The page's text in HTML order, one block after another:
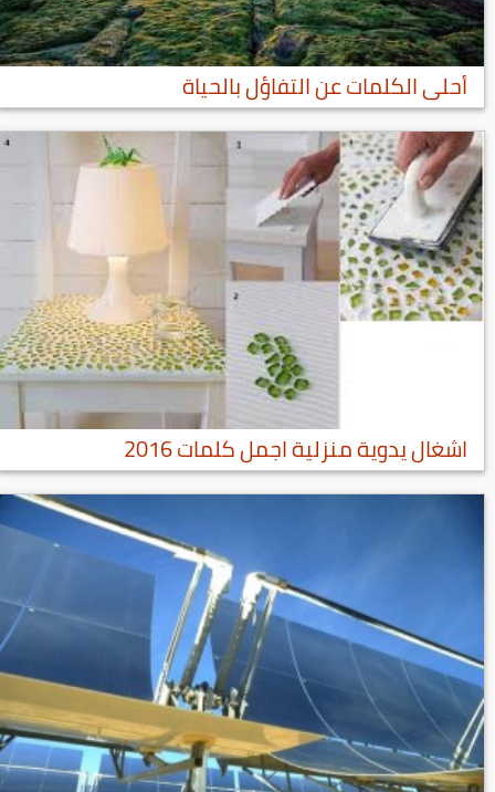
أحلى الكلمات عن التفاؤل بالحياة
اشغال يدوية منزلية اجمل كلمات 2016